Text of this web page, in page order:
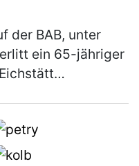
der BAB, unter
ein 65-jähriger